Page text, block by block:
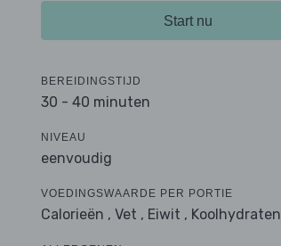
Start nu
BEREIDINGSTIJD
30 - 40 minuten
NIVEAU
eenvoudig
VOEDINGSWAARDE PER PORTIE
Calorieën , Vet , Eiwit , Koolhydraten